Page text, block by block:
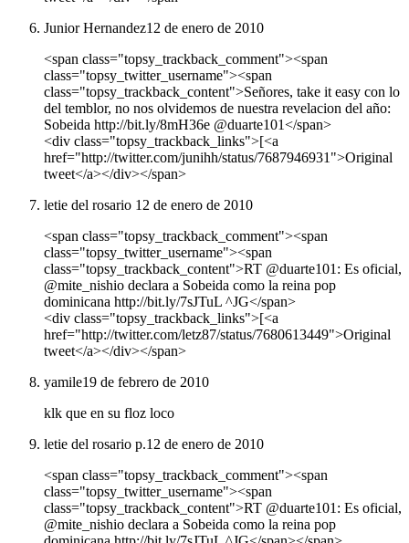
Junior Hernandez12 de enero de 2010
<span class="topsy_trackback_comment"><span
class="topsy_twitter_username"><span
class="topsy_trackback_content">Señores, take it easy con lo
del temblor, no nos olvidemos de nuestra revelacion del año:
Sobeida http://bit.ly/8mH36e @duarte101</span>
<div class="topsy_trackback_links">[<a
href="http://twitter.com/junihh/status/7687946931">Original
tweet</a></div></span>
letie del rosario 12 de enero de 2010
<span class="topsy_trackback_comment"><span
class="topsy_twitter_username"><span
class="topsy_trackback_content">RT @duarte101: Es oficial,
@mite_nishio declara a Sobeida como la reina pop
dominicana http://bit.ly/7sJTuL ^JG</span>
<div class="topsy_trackback_links">[<a
href="http://twitter.com/letz87/status/7680613449">Original
tweet</a></div></span>
yamile19 de febrero de 2010
klk que en su floz loco
letie del rosario p.12 de enero de 2010
<span class="topsy_trackback_comment"><span
class="topsy_twitter_username"><span
class="topsy_trackback_content">RT @duarte101: Es oficial,
@mite_nishio declara a Sobeida como la reina pop